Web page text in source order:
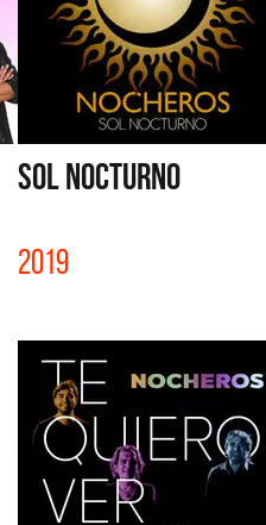
SOL NOCTURNO
2019